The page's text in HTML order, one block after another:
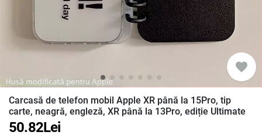
favorite
Carcasă de telefon mobil Apple XR până la 15Pro, tip
carte, neagră, engleză, XR până la 13Pro, ediție Ultimate
50.82Lei